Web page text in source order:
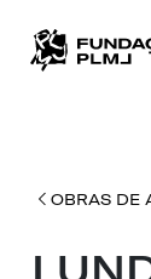
OBRAS DE